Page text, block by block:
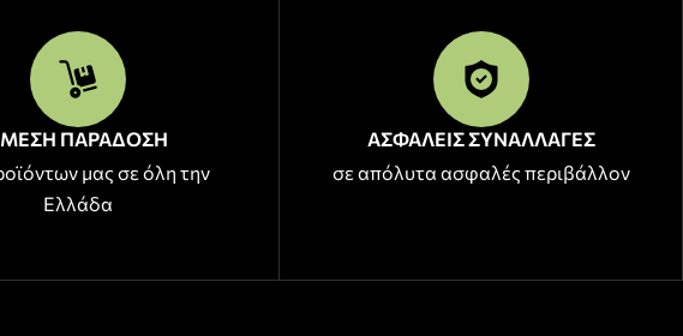
ΠΑΡΑΔΟΣΗ
μας σε όλη την
Ελλάδα
ΑΣΦΑΛΕΙΣ ΣΥΝΑΛΛΑΓΕΣ
σε απόλυτα ασφαλές περιβάλλον